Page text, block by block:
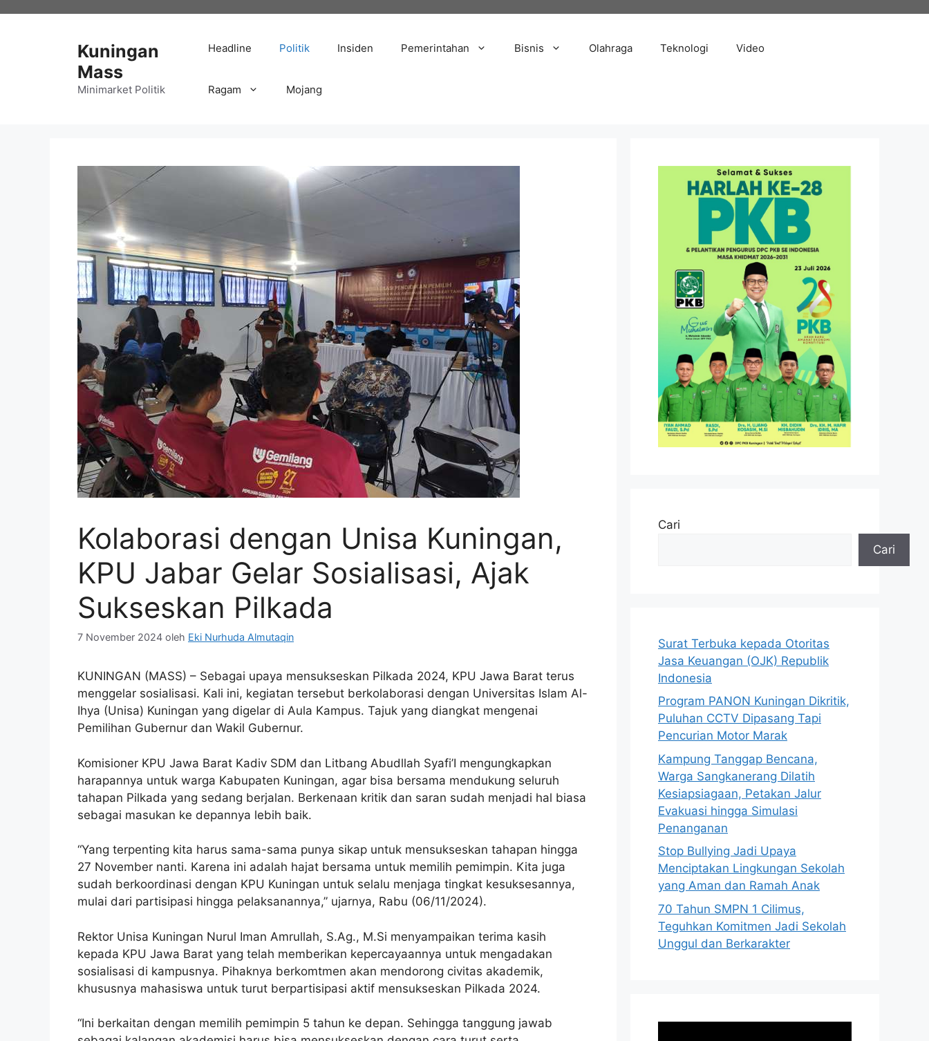
Kuningan
Mass
Minimarket Politik
Headline Politik Insiden Pemerintahan Bisnis Olahraga Teknologi Video
Ragam Mojang
Kolaborasi dengan Unisa Kuningan,
KPU Jabar Gelar Sosialisasi, Ajak
Sukseskan Pilkada
7 November 2024 oleh Eki Nurhuda Almutaqin
KUNINGAN (MASS) – Sebagai upaya mensukseskan Pilkada 2024, KPU Jawa Barat terus
menggelar sosialisasi. Kali ini, kegiatan tersebut berkolaborasi dengan Universitas Islam Al-
Ihya (Unisa) Kuningan yang digelar di Aula Kampus. Tajuk yang diangkat mengenai
Pemilihan Gubernur dan Wakil Gubernur.
Komisioner KPU Jawa Barat Kadiv SDM dan Litbang Abudllah Syafi’I mengungkapkan
harapannya untuk warga Kabupaten Kuningan, agar bisa bersama mendukung seluruh
tahapan Pilkada yang sedang berjalan. Berkenaan kritik dan saran sudah menjadi hal biasa
sebagai masukan ke depannya lebih baik.
“Yang terpenting kita harus sama-sama punya sikap untuk mensukseskan tahapan hingga
27 November nanti. Karena ini adalah hajat bersama untuk memilih pemimpin. Kita juga
sudah berkoordinasi dengan KPU Kuningan untuk selalu menjaga tingkat kesuksesannya,
mulai dari partisipasi hingga pelaksanannya,” ujarnya, Rabu (06/11/2024).
Rektor Unisa Kuningan Nurul Iman Amrullah, S.Ag., M.Si menyampaikan terima kasih
kepada KPU Jawa Barat yang telah memberikan kepercayaannya untuk mengadakan
sosialisasi di kampusnya. Pihaknya berkomtmen akan mendorong civitas akademik,
khususnya mahasiswa untuk turut berpartisipasi aktif mensukseskan Pilkada 2024.
“Ini berkaitan dengan memilih pemimpin 5 tahun ke depan. Sehingga tanggung jawab
Cari
Cari
Surat Terbuka kepada Otoritas
Jasa Keuangan (OJK) Republik
Indonesia
Program PANON Kuningan Dikritik,
Puluhan CCTV Dipasang Tapi
Pencurian Motor Marak
Kampung Tanggap Bencana,
Warga Sangkanerang Dilatih
Kesiapsiagaan, Petakan Jalur
Evakuasi hingga Simulasi
Penanganan
Stop Bullying Jadi Upaya
Menciptakan Lingkungan Sekolah
yang Aman dan Ramah Anak
70 Tahun SMPN 1 Cilimus,
Teguhkan Komitmen Jadi Sekolah
Unggul dan Berkarakter